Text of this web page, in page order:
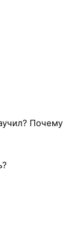
Почему